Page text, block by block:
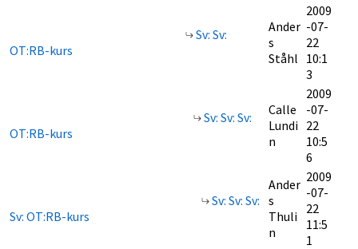
Sv: Sv:
OT:RB-kurs
Ander
s
Ståhl
2009
-07-
22
10:1
3
Sv: Sv: Sv:
OT:RB-kurs
Calle
Lundi
n
2009
-07-
22
10:5
6
Sv: Sv: Sv:
Sv: OT:RB-kurs
Ander
s
Thuli
n
2009
-07-
22
11:5
1